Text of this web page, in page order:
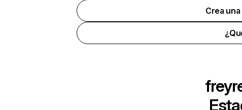
Crea